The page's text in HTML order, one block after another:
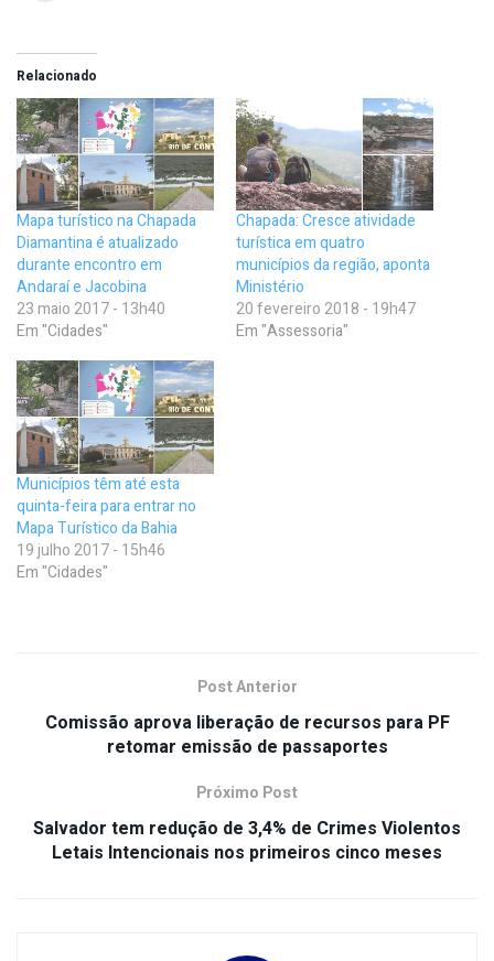
Relacionado
Mapa turístico na Chapada
Diamantina é atualizado
durante encontro em
Andaraí e Jacobina
23 maio 2017 - 13h40
Em "Cidades"
Chapada: Cresce atividade
turística em quatro
municípios da região, aponta
Ministério
20 fevereiro 2018 - 19h47
Em "Assessoria"
Municípios têm até esta
quinta-feira para entrar no
Mapa Turístico da Bahia
19 julho 2017 - 15h46
Em "Cidades"
Post Anterior
Comissão aprova liberação de recursos para PF
retomar emissão de passaportes
Próximo Post
Salvador tem redução de 3,4% de Crimes Violentos
Letais Intencionais nos primeiros cinco meses